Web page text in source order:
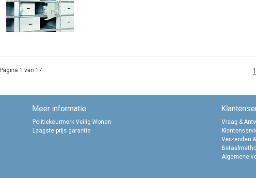
Pagina 1 van 17 1
Meer informatie
Politiekeurmerk Veilig Wonen
Laagste prijs garantie
Vraag &
Verzenden
Algemene